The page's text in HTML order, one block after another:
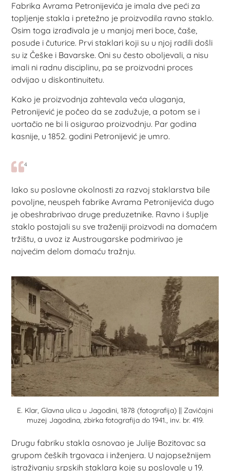
Fabrika Avrama Petronijevića je imala dve peći za
topljenje stakla i pretežno je proizvodila ravno staklo.
Osim toga izrađivala je u manjoj meri boce, čaše,
posude i čuturice. Prvi staklari koji su u njoj radili došli
su iz Češke i Bavarske. Oni su često oboljevali, a nisu
imali ni radnu disciplinu, pa se proizvodni proces
odvijao u diskontinuitetu.
Kako je proizvodnja zahtevala veća ulaganja,
Petronijević je počeo da se zadužuje, a potom se i
uortačio ne bi li osigurao proizvodnju. Par godina
kasnije, u 1852. godini Petronijević je umro.
4
Iako su poslovne okolnosti za razvoj staklarstva bile
povoljne, neuspeh fabrike Avrama Petronijevića dugo
je obeshrabrivao druge preduzetnike. Ravno i šuplje
staklo postajali su sve traženiji proizvodi na domaćem
tržištu, a uvoz iz Austrougarske podmirivao je
najvećim delom domaću tražnju.
E. Klar, Glavna ulica u Jagodini, 1878 (fotografija) || Zavičajni
muzej Jagodina, zbirka fotografija do 1941., inv. br. 419.
Drugu fabriku stakla osnovao je Julije Bozitovac sa
grupom čeških trgovaca i inženjera. U najopsežnijem
istraživanju srpskih staklara koje su poslovale u 19.